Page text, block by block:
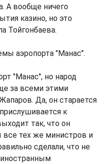
А вообще ничего
казино, но это
Тойгонбаева.
аэропорта "Манас".
"Манас", но народ
за всеми этими
Да, он старается
к
так, что он
тех же министров и
сделали, что не
иностранным